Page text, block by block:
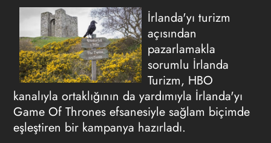
İrlanda'yı turizm
açısından
pazarlamakla
sorumlu İrlanda
Turizm, HBO
kanalıyla ortaklığının da yardımıyla İrlanda'yı
Game Of Thrones efsanesiyle sağlam biçimde
eşleştiren bir kampanya hazırladı.